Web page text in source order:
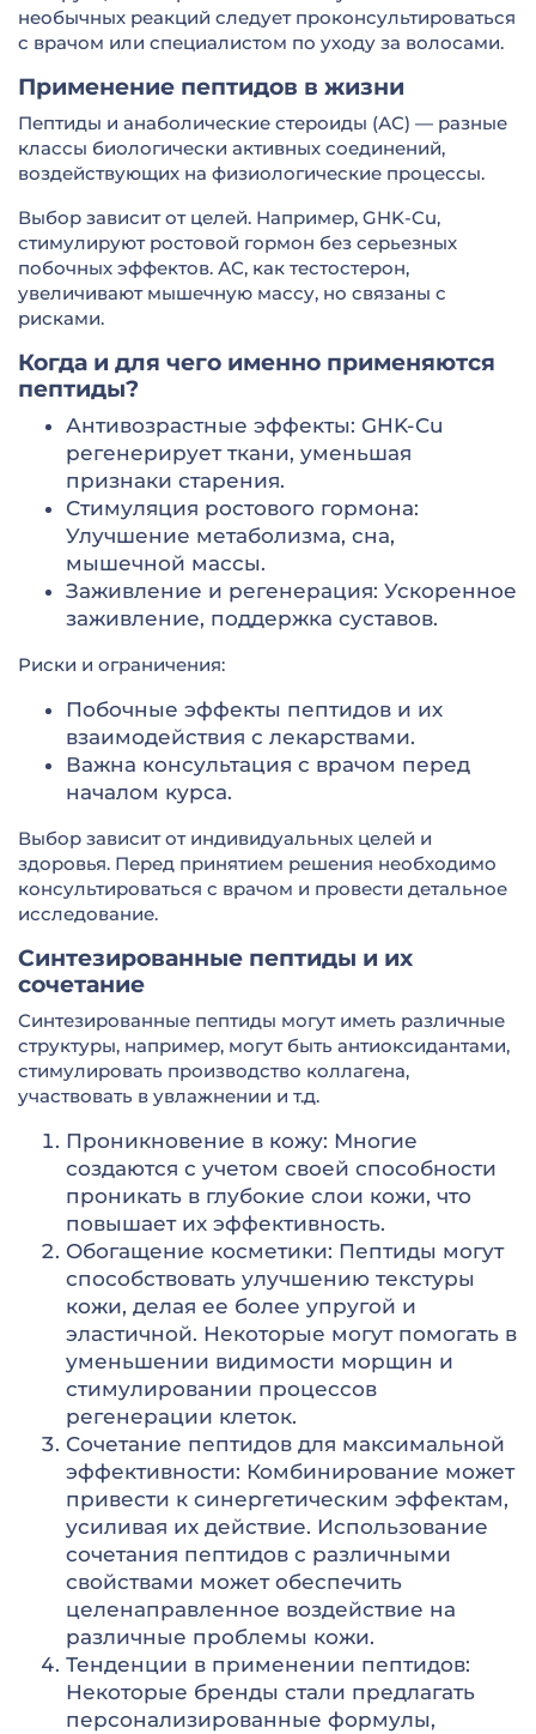
необычных реакций следует проконсультироваться
с врачом или специалистом по уходу за волосами.
Применение пептидов в жизни
Пептиды и анаболические стероиды (АС) — разные
классы биологически активных соединений,
воздействующих на физиологические процессы.
Выбор зависит от целей. Например, GHK-Cu,
стимулируют ростовой гормон без серьезных
побочных эффектов. АС, как тестостерон,
увеличивают мышечную массу, но связаны с
рисками.
Когда и для чего именно применяются
пептиды?
Антивозрастные эффекты: GHK-Cu
регенерирует ткани, уменьшая
признаки старения.
Стимуляция ростового гормона:
Улучшение метаболизма, сна,
мышечной массы.
Заживление и регенерация: Ускоренное
заживление, поддержка суставов.
Риски и ограничения:
Побочные эффекты пептидов и их
взаимодействия с лекарствами.
Важна консультация с врачом перед
началом курса.
Выбор зависит от индивидуальных целей и
здоровья. Перед принятием решения необходимо
консультироваться с врачом и провести детальное
исследование.
Синтезированные пептиды и их
сочетание
Синтезированные пептиды могут иметь различные
структуры, например, могут быть антиоксидантами,
стимулировать производство коллагена,
участвовать в увлажнении и т.д.
Проникновение в кожу: Многие
создаются с учетом своей способности
проникать в глубокие слои кожи, что
повышает их эффективность.
Обогащение косметики: Пептиды могут
способствовать улучшению текстуры
кожи, делая ее более упругой и
эластичной. Некоторые могут помогать в
уменьшении видимости морщин и
стимулировании процессов
регенерации клеток.
Сочетание пептидов для максимальной
эффективности: Комбинирование может
привести к синергетическим эффектам,
усиливая их действие. Использование
сочетания пептидов с различными
свойствами может обеспечить
целенаправленное воздействие на
различные проблемы кожи.
Тенденции в применении пептидов:
Некоторые бренды стали предлагать
персонализированные формулы,